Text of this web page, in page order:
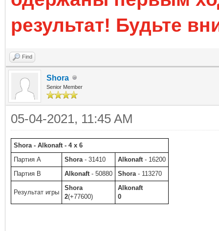
результат! Будьте
Find
Shora
Senior Member
05-04-2021, 11:45 AM
Shora - Alkonaft - 4 x 6
Партия A
Shora - 31410 Alkonaft - 16200
Партия B
Alkonaft - 50880 Shora - 113270
Результат игры
Shora
2(+77600)
Alkonaft
0